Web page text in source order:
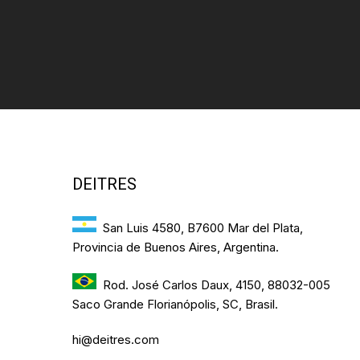
DEITRES
San Luis 4580, B7600 Mar del Plata,
Provincia de Buenos Aires, Argentina.
Rod. José Carlos Daux, 4150, 88032-005
Saco Grande Florianópolis, SC, Brasil.
hi@deitres.com